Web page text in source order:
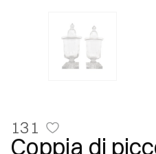
131
Coppia di